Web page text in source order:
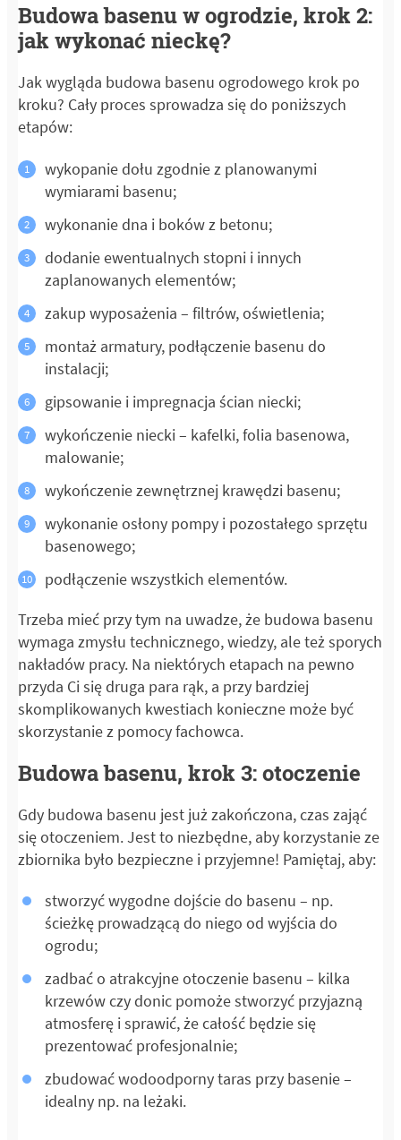
Budowa basenu w ogrodzie, krok 2:
jak wykonać nieckę?
Jak wygląda budowa basenu ogrodowego krok po
kroku? Cały proces sprowadza się do poniższych
etapów:
wykopanie dołu zgodnie z planowanymi
wymiarami basenu;
wykonanie dna i boków z betonu;
dodanie ewentualnych stopni i innych
zaplanowanych elementów;
zakup wyposażenia – filtrów, oświetlenia;
montaż armatury, podłączenie basenu do
instalacji;
gipsowanie i impregnacja ścian niecki;
wykończenie niecki – kafelki, folia basenowa,
malowanie;
wykończenie zewnętrznej krawędzi basenu;
wykonanie osłony pompy i pozostałego sprzętu
basenowego;
podłączenie wszystkich elementów.
Trzeba mieć przy tym na uwadze, że budowa basenu
wymaga zmysłu technicznego, wiedzy, ale też sporych
nakładów pracy. Na niektórych etapach na pewno
przyda Ci się druga para rąk, a przy bardziej
skomplikowanych kwestiach konieczne może być
skorzystanie z pomocy fachowca.
Budowa basenu, krok 3: otoczenie
Gdy budowa basenu jest już zakończona, czas zająć
się otoczeniem. Jest to niezbędne, aby korzystanie ze
zbiornika było bezpieczne i przyjemne! Pamiętaj, aby:
stworzyć wygodne dojście do basenu – np.
ścieżkę prowadzącą do niego od wyjścia do
ogrodu;
zadbać o atrakcyjne otoczenie basenu – kilka
krzewów czy donic pomoże stworzyć przyjazną
atmosferę i sprawić, że całość będzie się
prezentować profesjonalnie;
zbudować wodoodporny taras przy basenie –
idealny np. na leżaki.